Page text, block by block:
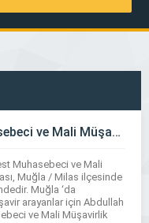
Abdullah Kıbrıslı Serbest Muhasebeci ve Mali Müşavirlik Bürosu
Muhasebeci ve Mali
Muğla / Milas ilçesinde
Muğla ‘da
arayanlar için Abdullah
ve Mali Müşavirlik